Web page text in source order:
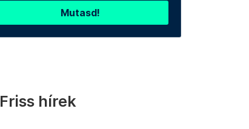
Mutasd!
Friss hírek